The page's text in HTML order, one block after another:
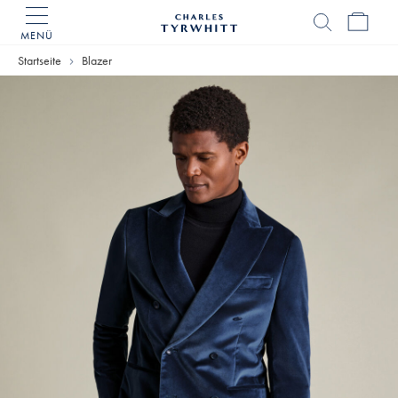
MENÜ
Home
Startseite Blazer